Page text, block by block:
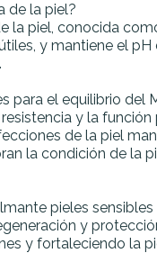
de la piel?
la piel, conocida
y mantiene el
para el equilibrio
y la
de la piel
la condición de la
pieles
y
y fortaleciendo la